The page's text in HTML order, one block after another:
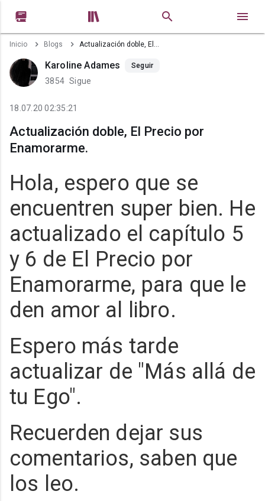
 
Inicio Blogs Actualización doble, El Precio por Enamorarme.
Karoline Adames Seguir
3854 Sigue
18.07.20 02:35:21
Actualización doble, El Precio por
Enamorarme.
Hola, espero que se
encuentren super bien. He
actualizado el capítulo 5
y 6 de El Precio por
Enamorarme, para que le
den amor al libro.
Espero más tarde
actualizar de "Más allá de
tu Ego".
Recuerden dejar sus
comentarios, saben que
los leo.